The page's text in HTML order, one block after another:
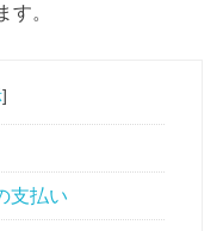
す。
]
支払い